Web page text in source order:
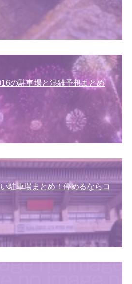
の駐車場と混雑予想まとめ
駐車場まとめ！停めるならコ